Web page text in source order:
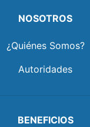
NOSOTROS
¿Quiénes Somos?
Autoridades
BENEFICIOS